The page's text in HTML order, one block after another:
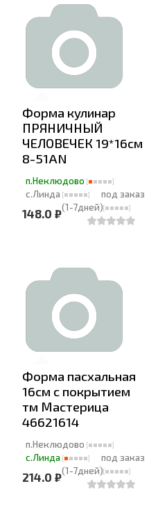
Форма кулинар
ПРЯНИЧНЫЙ
ЧЕЛОВЕЧЕК 19*16см
8-51AN
п.Неклюдово
с.Линда
под заказ
(1-7дней)
148.0 ₽
Форма пасхальная
16см с покрытием
тм Мастерица
46621614
п.Неклюдово
с.Линда
под заказ
(1-7дней)
214.0 ₽